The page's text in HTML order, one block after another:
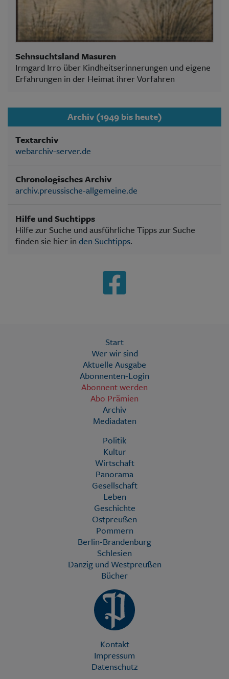
Sehnsuchtsland Masuren
Irmgard Irro über Kindheitserinnerungen und eigene
Erfahrungen in der Heimat ihrer Vorfahren
Archiv (1949 bis heute)
Textarchiv
webarchiv-server.de
Chronologisches Archiv
archiv.preussische-allgemeine.de
Hilfe und Suchtipps
Hilfe zur Suche und ausführliche Tipps zur Suche
finden sie hier in den Suchtipps.
Start
Wer wir sind
Aktuelle Ausgabe
Abonnenten-Login
Abonnent werden
Abo Prämien
Archiv
Mediadaten
Politik
Kultur
Wirtschaft
Panorama
Gesellschaft
Leben
Geschichte
Ostpreußen
Pommern
Berlin-Brandenburg
Schlesien
Danzig und Westpreußen
Bücher
Kontakt
Impressum
Datenschutz